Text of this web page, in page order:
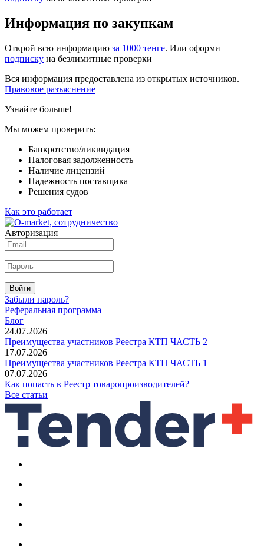
Информация по закупкам
Открой всю информацию за 1000 тенге. Или оформи
подписку на безлимитные проверки
Вся информация предоставлена из открытых источников.
Правовое разъяснение
Узнайте больше!
Мы можем проверить:
Банкротство/ликвидация
Налоговая задолженность
Наличие лицензий
Надежность поставщика
Решения судов
Как это работает
Авторизация
Войти
Забыли пароль?
Реферальная программа
Блог
24.07.2026
Преимущества участников Реестра КТП ЧАСТЬ 2
17.07.2026
Преимущества участников Реестра КТП ЧАСТЬ 1
07.07.2026
Как попасть в Реестр товаропроизводителей?
Все статьи